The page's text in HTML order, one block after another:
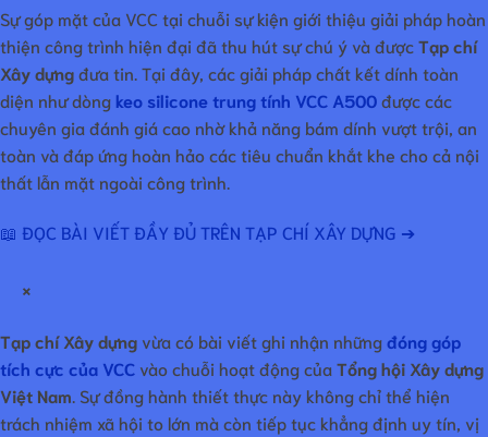
Sự góp mặt của VCC tại chuỗi sự kiện giới thiệu giải pháp hoàn
thiện công trình hiện đại đã thu hút sự chú ý và đượcTạp chí
Xây dựngđưa tin. Tại đây, các giải pháp chất kết dính toàn
diện như dòng keo silicone trung tính VCC A500được các
chuyên gia đánh giá cao nhờ khả năng bám dính vượt trội, an
toàn và đáp ứng hoàn hảo các tiêu chuẩn khắt khe cho cả nội
thất lẫn mặt ngoài công trình.
📖 ĐỌC BÀI VIẾT ĐẦY ĐỦ TRÊN TẠP CHÍ XÂY DỰNG ➔
×
Tạp chí Xây dựngvừa có bài viết ghi nhận nhữngđóng góp
tích cực của VCC vào chuỗi hoạt động của Tổng hội Xây dựng
Việt Nam . Sự đồng hành thiết thực này không chỉ thể hiện
trách nhiệm xã hội to lớn mà còn tiếp tục khẳng định uy tín, vị